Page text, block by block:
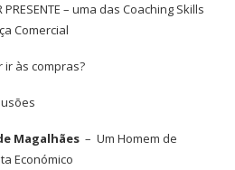
PRESENTE – uma das Coaching Skills
Comercial
ir às compras?
Magalhães – Um Homem de
Económico